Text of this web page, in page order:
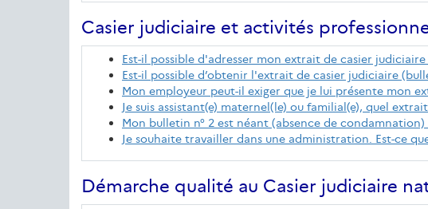
Casier judiciaire et activités
Est-il possible d'adresser mon extrait de casier
Est-il possible d’obtenir l'extrait de casier judiciaire
Mon employeur peut-il exiger que je lui présente mon
Je suis assistant(e) maternel(le) ou familial(e), quel
Mon bulletin n° 2 est néant (absence de
Je souhaite travailler dans une administration. Est-ce
Démarche qualité au Casier judiciaire